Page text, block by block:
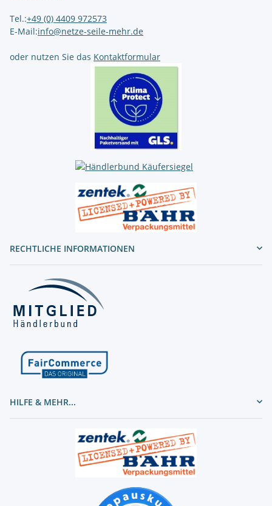
Tel.:+49 (0) 4409 972573
E-Mail:info@netze-seile-mehr.de
oder nutzen Sie das Kontaktformular
RECHTLICHE INFORMATIONEN
HILFE & MEHR...